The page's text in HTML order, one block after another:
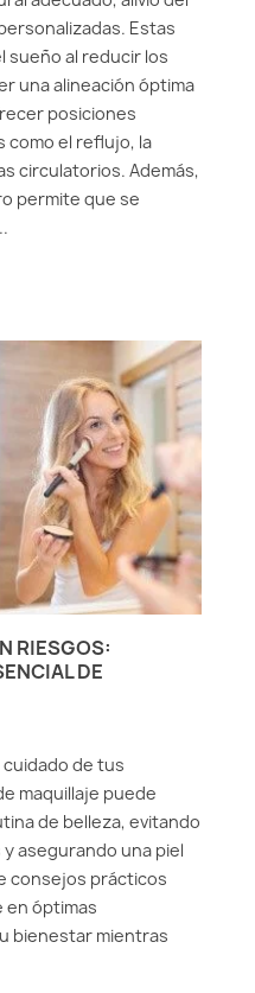
Estas
sueño al reducir los
una alineación óptima
posiciones
como el reflujo, la
circulatorios. Además,
permite que se
RIESGOS:
DE
de tus
maquillaje puede
de belleza, evitando
asegurando una piel
consejos prácticos
en óptimas
bienestar mientras